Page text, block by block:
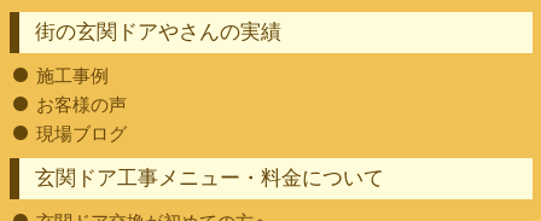
街の玄関ドアやさんの実績
施工事例
お客様の声
現場ブログ
玄関ドア工事メニュー・料金について